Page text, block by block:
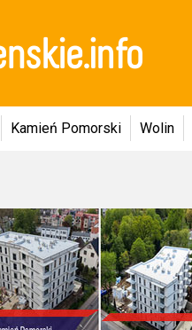
Kamień Pomorski Wolin